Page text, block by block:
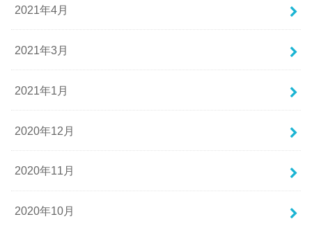
2021年4月
2021年3月
2021年1月
2020年12月
2020年11月
2020年10月